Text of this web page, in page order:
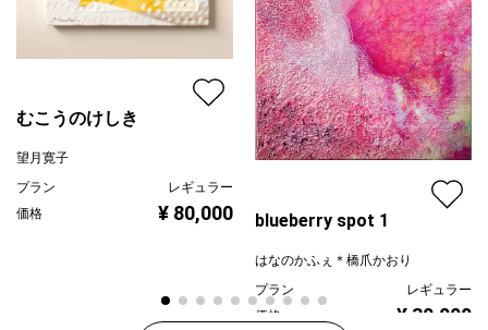
むこうのけしき
望月寛子
プラン
レギュラー
価格
¥ 80,000 blueberry spot 1
はなのかふぇ＊橋爪かおり
プラン
レギュラー
価格
¥ 30,000